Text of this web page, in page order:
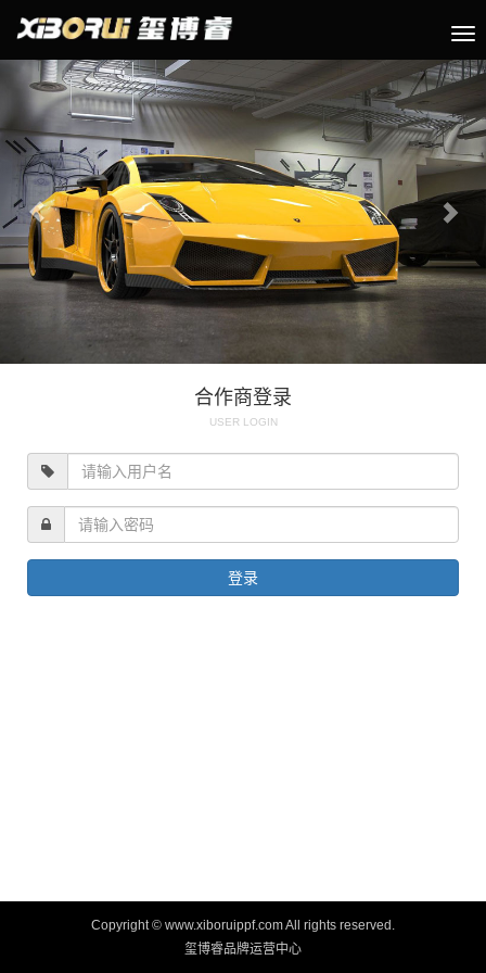
切
换
导
航
Previous
合作商登录
USER LOGIN
Copyright © www.xiboruippf.com All rights reserved.
玺博睿品牌运营中心